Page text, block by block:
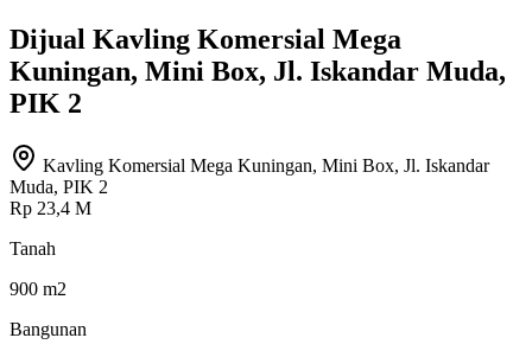
Dijual Kavling Komersial Mega
Kuningan, Mini Box, Jl. Iskandar Muda,
PIK 2
Kavling Komersial Mega Kuningan, Mini Box, Jl. Iskandar
Muda, PIK 2
Rp 23,4 M
Tanah
900 m2
Bangunan